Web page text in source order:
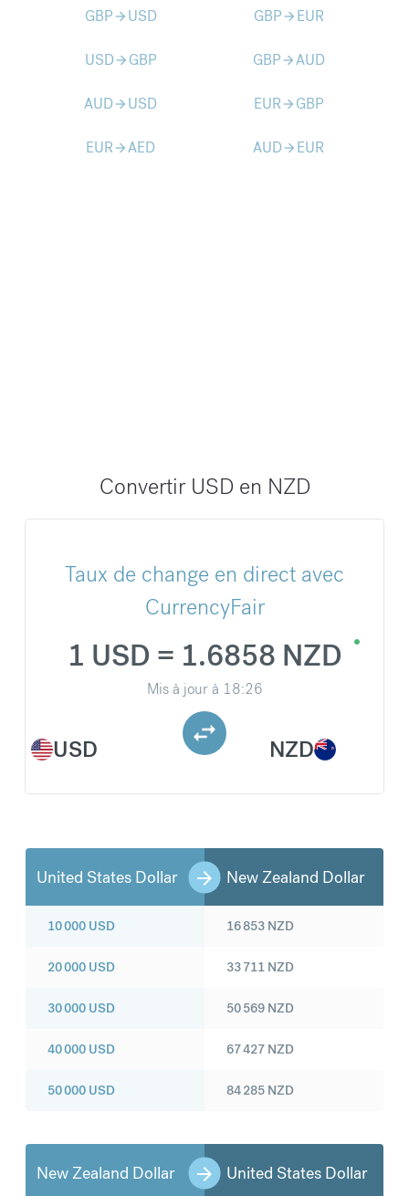
GBParrow_forward USD GBParrow_forward EUR
USDarrow_forward GBP GBParrow_forwardAUD
AUDarrow_forward USD EURarrow_forward GBP
EURarrow_forwardAED AUDarrow_forward EUR
Convertir USD en NZD
Taux de change en direct avec
CurrencyFair
USD
1 USD = 1.6858 NZD
Mis à jour à 18:26
NZD
United States Dollar New Zealand Dollar
10 000 USD
20 000 USD
30 000 USD
40 000 USD
50 000 USD
16 853 NZD
33 711 NZD
50 569 NZD
67 427 NZD
84 285 NZD
New Zealand Dollar United States Dollar